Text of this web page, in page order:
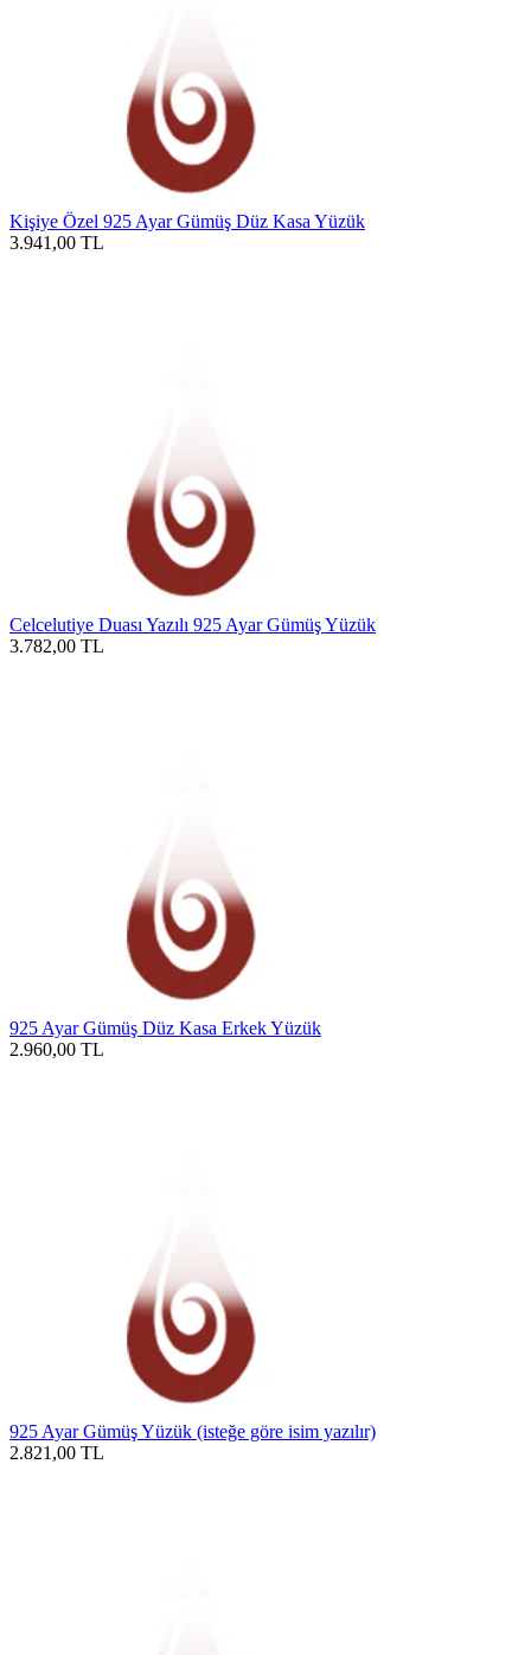
Kişiye Özel 925 Ayar Gümüş Düz Kasa Yüzük
3.941,00 TL
Celcelutiye Duası Yazılı 925 Ayar Gümüş Yüzük
3.782,00 TL
925 Ayar Gümüş Düz Kasa Erkek Yüzük
2.960,00 TL
925 Ayar Gümüş Yüzük (isteğe göre isim yazılır)
2.821,00 TL